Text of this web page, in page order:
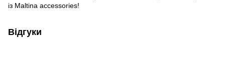
із Maltina accessories!
Відгуки